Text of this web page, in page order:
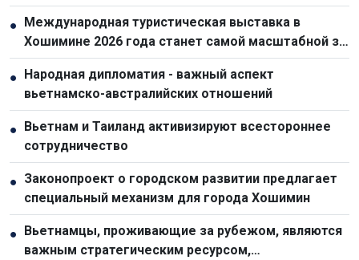
● Международная туристическая выставка в
Хошимине 2026 года станет самой масштабной за
всю историю
● Народная дипломатия - важный аспект
вьетнамско-австралийских отношений
● Вьетнам и Таиланд активизируют всестороннее
сотрудничество
● Законопроект о городском развитии предлагает
специальный механизм для города Хошимин
● Вьетнамцы, проживающие за рубежом, являются
важным стратегическим ресурсом,